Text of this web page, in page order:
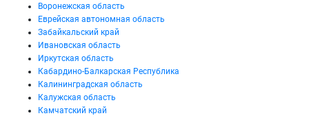
Воронежская область
Еврейская автономная область
Забайкальский край
Ивановская область
Иркутская область
Кабардино-Балкарская Республика
Калининградская область
Калужская область
Камчатский край